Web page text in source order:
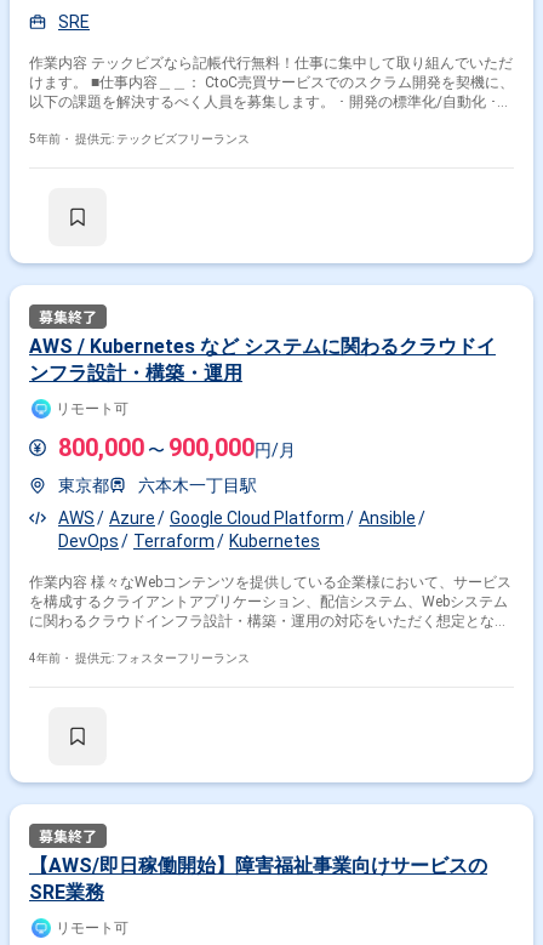
SRE
作業内容 テックビズなら記帳代行無料！仕事に集中して取り組んでいただ
けます。 ■仕事内容＿＿： CtoC売買サービスでのスクラム開発を契機に、
以下の課題を解決するべく人員を募集します。 ･ 開発の標準化/自動化 ･
可視化 ･ 成果の可視化のための各環境へのデータ連携 【これまでの取り組
的に、全システムの監視ツールにDatadogを導入 ･ コミュニケーションツ
程＿＿：要件定義|基本設計|詳細設計|実装・構築・単体試験 ■人物像＿＿
＿：・技術が好きな方 ・コミュニケーションが豊かな方 - ■就業時間＿
＿：9:00〜18:00 ※要相談 ■勤務地＿＿＿：日比谷駅 ■勤務地補足＿：※
基本フルリモート ■面接回数＿＿：1回 ■服装＿＿＿＿：カジュアル ■営業
東証一部上場企業でございます。 モダンな環境で、横断的なポジションで
す！ ※以下に該当する方からの応募はお断りしております。 なお、選考を
---- ・40代以上の方 ・外国籍の方(永住権をお持ちの方は問題ございません)
・週5日稼働できない方 --------------------------------------------------------
5年前・ 提供元: テックビズフリーランス
AWS / Kubernetes など システムに関わるクラウドイ
ンフラ設計・構築・運用
リモート可
800,000 〜 900,000円/月
東京都
六本木一丁目駅
AWS
Azure Google Cloud Platform
Ansible
DevOps
Terraform Kubernetes
作業内容 様々なWebコンテンツを提供している企業様において、サービス
を構成するクライアントアプリケーション、配信システム、Webシステム
に関わるクラウドインフラ設計・構築・運用の対応をいただく想定となり
ラ設計・構築・運用 ・分散システムのモニタリングとそれをもとにしたパ
4年前・ 提供元: フォスターフリーランス
【AWS/即日稼働開始】障害福祉事業向けサービスの
SRE業務
リモート可